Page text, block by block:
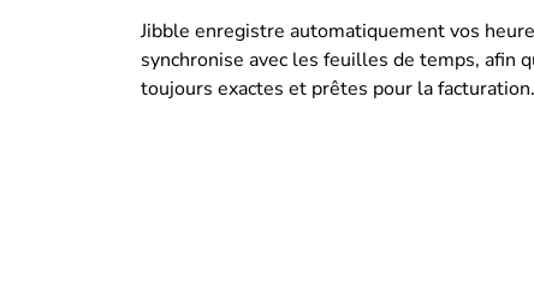
Jibble enregistre automatiquement vos
synchronise avec les feuilles de temps, afin
toujours exactes et prêtes pour la facturation.